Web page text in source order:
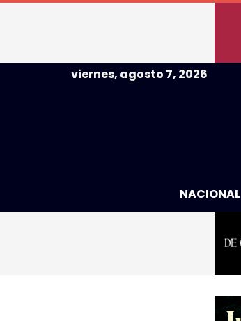
viernes, agosto 7, 2026
NACIONAL